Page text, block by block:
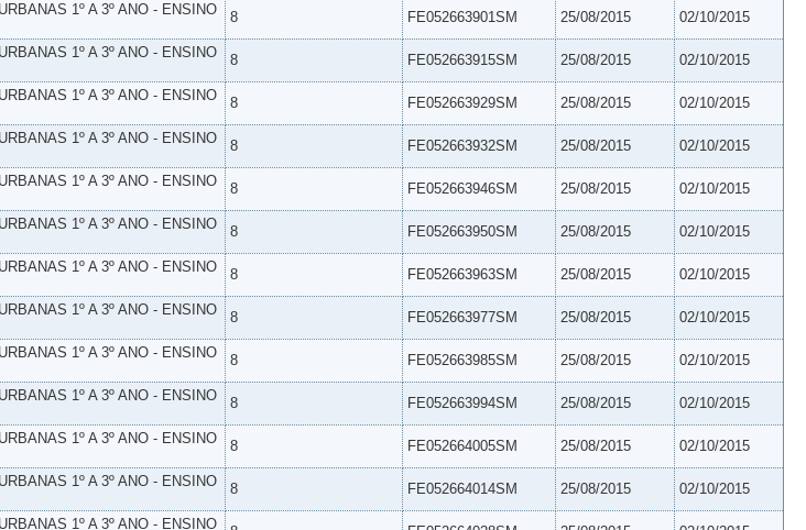
1º A 3º ANO - ENSINO
8 FE052663901SM 25/08/2015 02/10/2015
1º A 3º ANO - ENSINO
8 FE052663915SM 25/08/2015 02/10/2015
1º A 3º ANO - ENSINO
8 FE052663929SM 25/08/2015 02/10/2015
1º A 3º ANO - ENSINO
8 FE052663932SM 25/08/2015 02/10/2015
1º A 3º ANO - ENSINO
8 FE052663946SM 25/08/2015 02/10/2015
1º A 3º ANO - ENSINO
8 FE052663950SM 25/08/2015 02/10/2015
1º A 3º ANO - ENSINO
8 FE052663963SM 25/08/2015 02/10/2015
1º A 3º ANO - ENSINO
8 FE052663977SM 25/08/2015 02/10/2015
1º A 3º ANO - ENSINO
8 FE052663985SM 25/08/2015 02/10/2015
1º A 3º ANO - ENSINO
8 FE052663994SM 25/08/2015 02/10/2015
1º A 3º ANO - ENSINO
8 FE052664005SM 25/08/2015 02/10/2015
1º A 3º ANO - ENSINO
8 FE052664014SM 25/08/2015 02/10/2015
1º A 3º ANO - ENSINO